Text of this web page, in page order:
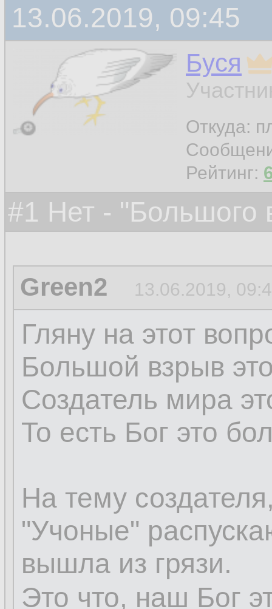
Возможно это
материя
дыры постепенно
частицы
поедаются
13.06.2019, 09:45
Буся
Откуда:
Рейтинг:
#1 Нет - "Большого
Green2 13.06.2019,
Гляну на этот
Большой взрыв
Создатель мира
То есть Бог это
На тему
"Учоные"
вышла из грязи.
Это что, наш Бог